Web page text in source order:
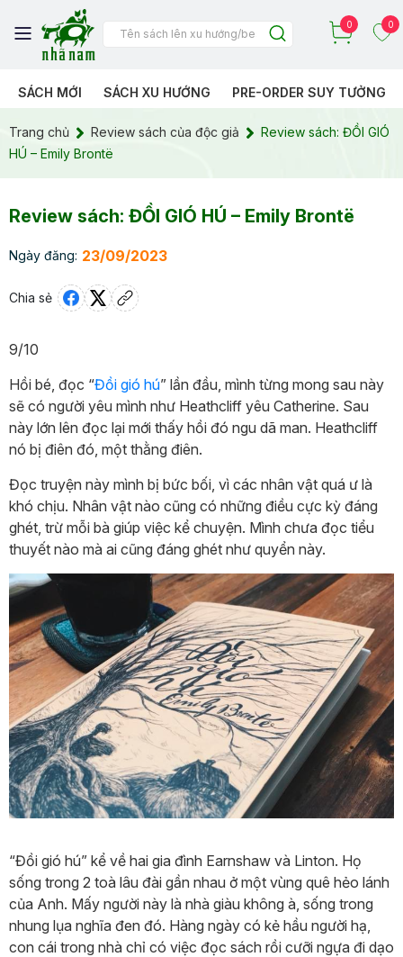
0 0
SÁCH MỚI SÁCH XU HƯỚNG PRE-ORDER SUY TƯỞNG
Trang chủ Review sách của độc giả
Review sách: ĐỒI GIÓ
HÚ – Emily Brontë
Review sách: ĐỒI GIÓ HÚ – Emily Brontë
Ngày đăng: 23/09/2023
Chia sẻ
9/10
Hồi bé, đọc “Đồi gió hú” lần đầu, mình từng mong sau này
sẽ có người yêu mình như Heathcliff yêu Catherine. Sau
này lớn lên đọc lại mới thấy hồi đó ngu dã man. Heathcliff
nó bị điên đó, một thằng điên.
Đọc truyện này mình bị bức bối, vì các nhân vật quá ư là
khó chịu. Nhân vật nào cũng có những điều cực kỳ đáng
ghét, trừ mỗi bà giúp việc kể chuyện. Mình chưa đọc tiểu
thuyết nào mà ai cũng đáng ghét như quyển này.
“Đồi gió hú” kể về hai gia đình Earnshaw và Linton. Họ
sống trong 2 toà lâu đài gần nhau ở một vùng quê hẻo lánh
của Anh. Mấy người này là nhà giàu không à, sống trong
nhung lụa nghĩa đen đó. Hàng ngày có kẻ hầu người hạ,
con cái trong nhà chỉ có việc đọc sách rồi cưỡi ngựa đi dạo